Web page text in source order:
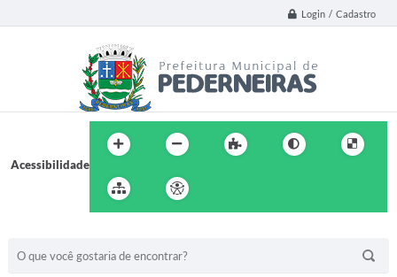
Login / Cadastro
Acessibilidade